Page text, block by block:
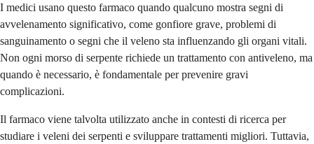
I medici usano questo farmaco quando qualcuno mostra segni di
avvelenamento significativo, come gonfiore grave, problemi di
sanguinamento o segni che il veleno sta influenzando gli organi vitali.
Non ogni morso di serpente richiede un trattamento con antiveleno, ma
quando è necessario, è fondamentale per prevenire gravi
complicazioni.
Il farmaco viene talvolta utilizzato anche in contesti di ricerca per
studiare i veleni dei serpenti e sviluppare trattamenti migliori. Tuttavia,